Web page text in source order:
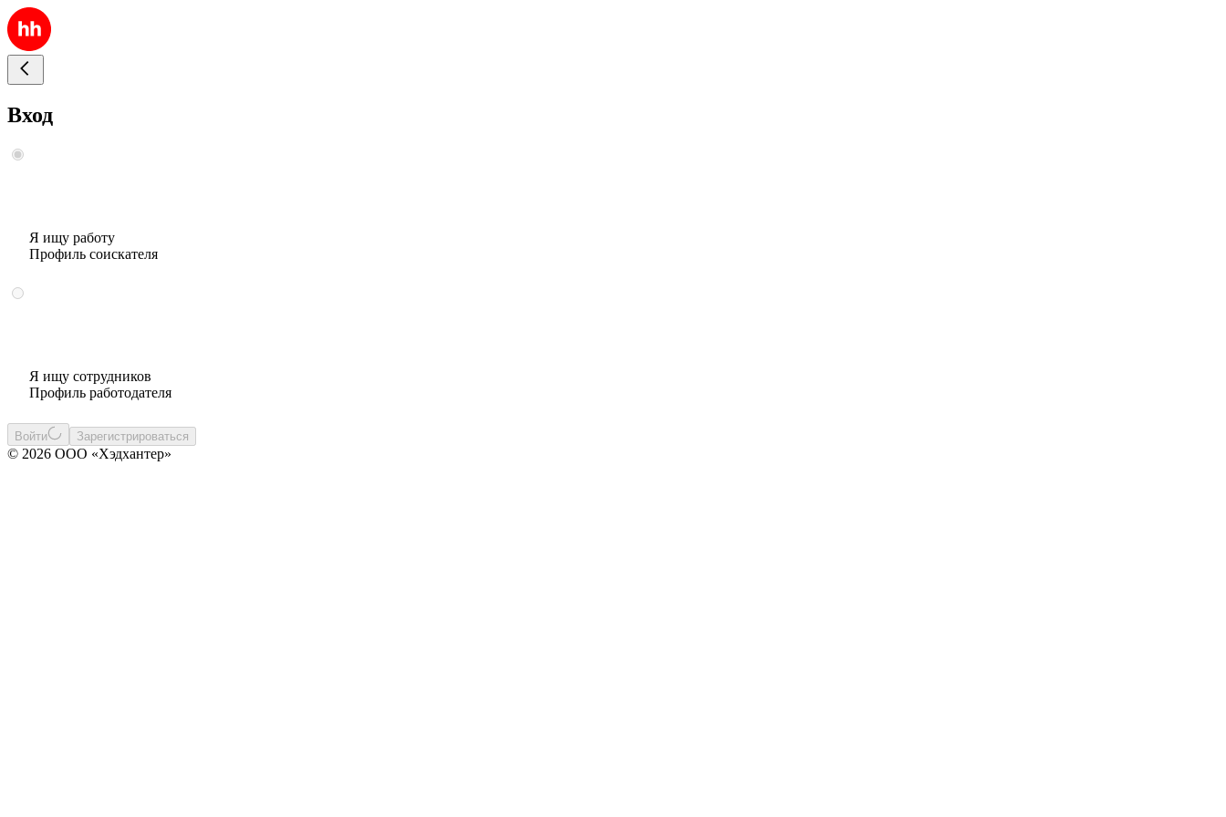
Вход
Я ищу работу
Профиль соискателя
Я ищу сотрудников
Профиль работодателя
Войти Зарегистрироваться
© 2026 ООО «Хэдхантер»